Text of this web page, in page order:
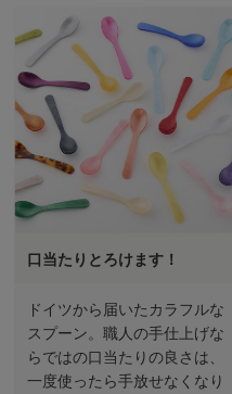
口当たりとろけます！
ドイツから届いたカラフルな
スプーン。職人の手仕上げな
らではの口当たりの良さは、
一度使ったら手放せなくなり